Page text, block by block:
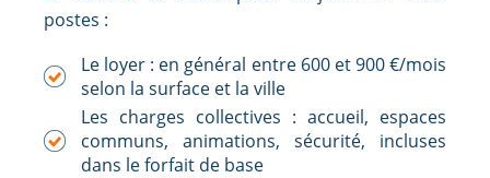
postes :
Le loyer : en général entre 600 et 900 €/mois
selon la surface et la ville
Les charges collectives : accueil, espaces
communs, animations, sécurité, incluses
dans le forfait de base